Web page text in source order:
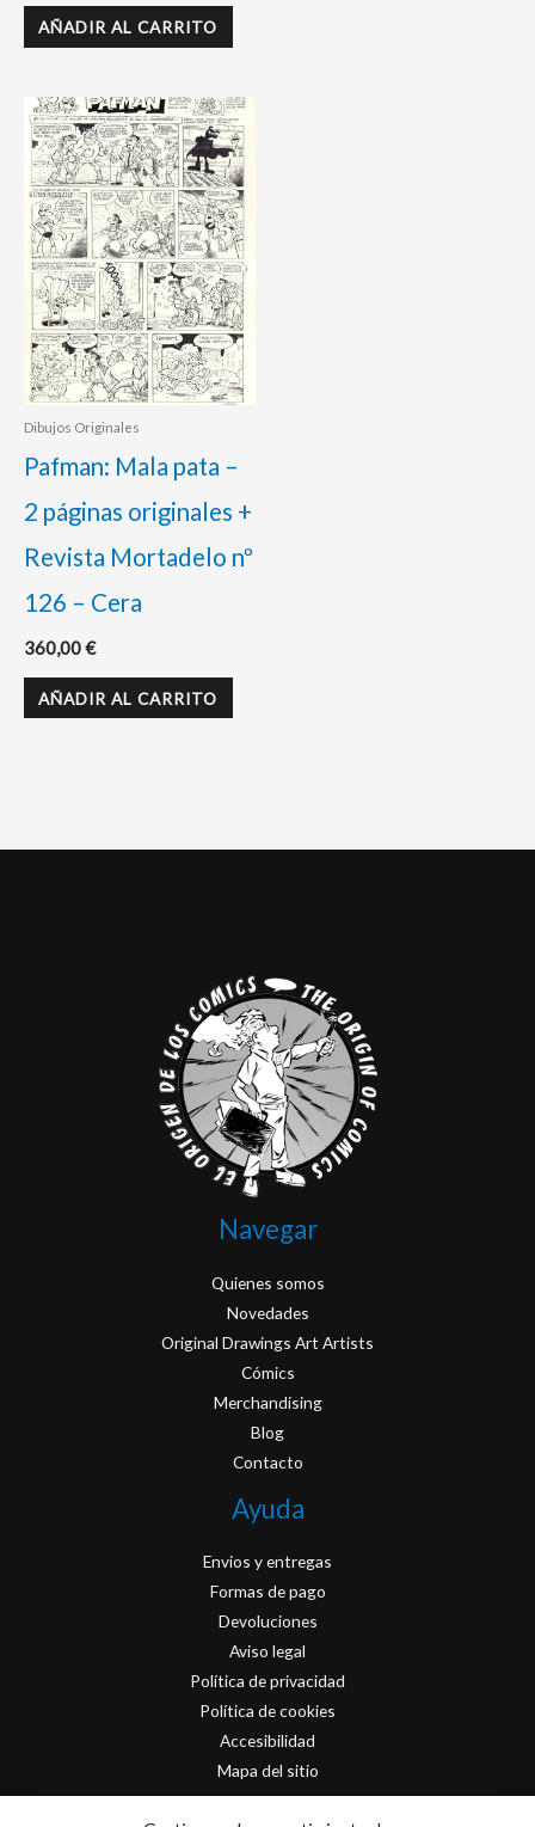
AÑADIR AL CARRITO
Dibujos Originales
Pafman: Mala pata –
2 páginas originales +
Revista Mortadelo nº
126 – Cera
360,00€
AÑADIR AL CARRITO
Navegar
Quienes somos
Novedades
Original Drawings Art Artists
Cómics
Merchandising
Blog
Contacto
Ayuda
Envios y entregas
Formas de pago
Devoluciones
Aviso legal
Política de privacidad
Política de cookies
Accesibilidad
Mapa del sitio
Contacto